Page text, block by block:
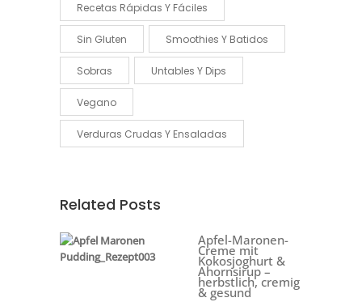
Recetas Rápidas Y Fáciles
Sin Gluten Smoothies Y Batidos
Sobras Untables Y Dips
Vegano
Verduras Crudas Y Ensaladas
Related Posts
Apfel-Maronen-
Creme mit
Kokosjoghurt &
Ahornsirup –
herbstlich, cremig
& gesund